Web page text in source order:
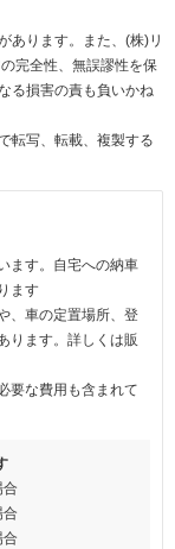
あります。また、(株)リ
完全性、無誤謬性を保
る損害の責も負いかね
転写、転載、複製する
ます。自宅への納車
ます
、車の定置場所、登
ります。詳しくは販
要な費用も含まれて